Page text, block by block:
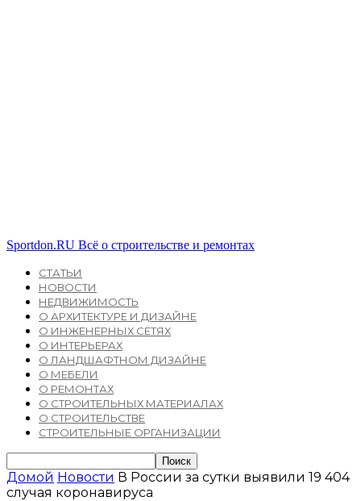
Sportdon.RU Всё о строительстве и ремонтах
СТАТЬИ
НОВОСТИ
НЕДВИЖИМОСТЬ
О АРХИТЕКТУРЕ И ДИЗАЙНЕ
О ИНЖЕНЕРНЫХ СЕТЯХ
О ИНТЕРЬЕРАХ
О ЛАНДШАФТНОМ ДИЗАЙНЕ
О МЕБЕЛИ
О РЕМОНТАХ
О СТРОИТЕЛЬНЫХ МАТЕРИАЛАХ
О СТРОИТЕЛЬСТВЕ
СТРОИТЕЛЬНЫЕ ОРГАНИЗАЦИИ
Домой Новости В России за сутки выявили 19 404
случая коронавируса